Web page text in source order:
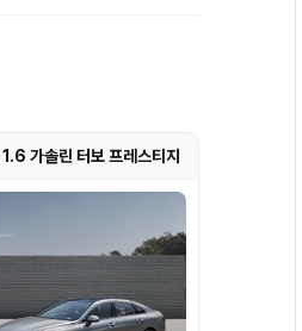
가솔린 터보 프레스티지